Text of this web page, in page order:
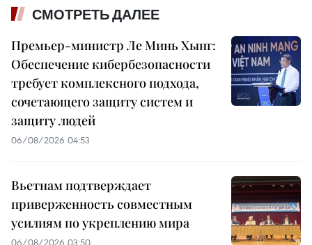
СМОТРЕТЬ ДАЛЕЕ
Премьер-министр Ле Минь Хынг:
Обеспечение кибербезопасности
требует комплексного подхода,
сочетающего защиту систем и
защиту людей
06/08/2026 04:53
Вьетнам подтверждает
приверженность совместным
усилиям по укреплению мира
06/08/2026 03:50